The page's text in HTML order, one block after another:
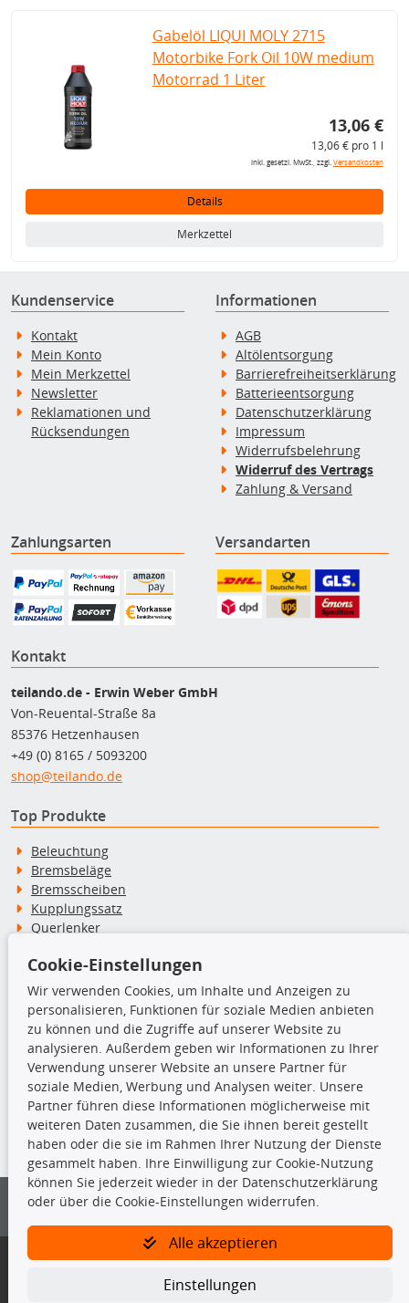
Gabelöl LIQUI MOLY 2715
Motorbike Fork Oil 10W medium
Motorrad 1 Liter
13,06 €
13,06 € pro 1 l
inkl. gesetzl. MwSt., zzgl.Versandkosten
Details
Merkzettel
Kundenservice
Kontakt
Mein Konto
Mein Merkzettel
Newsletter
Reklamationen und
Rücksendungen
Informationen
AGB
Altölentsorgung
Barrierefreiheitserklärung
Batterieentsorgung
Datenschutzerklärung
Impressum
Widerrufsbelehrung
Widerruf des Vertrags
Zahlung & Versand
Zahlungsarten Versandarten
Kontakt
teilando.de - Erwin Weber GmbH
Von-Reuental-Straße 8a
85376 Hetzenhausen
+49 (0) 8165 / 5093200
shop@teilando.de
Top Produkte
Beleuchtung
Bremsbeläge
Bremsscheiben
Kupplungssatz
Querlenker
Stoßdämpfer
TecDoc Inside
Die hier angezeigten Daten insbesondere die gesamte Datenbank dürfen
nicht kopiert werden.
Es ist zu unterlassen, die Daten oder die gesamte Datenbank ohne
vorherige Zustimmung von TecDoc zu vervielfältigen, zu verbreiten
und/oder diese Handlungen durch Dritte ausführen zu lassen. Ein
Bitte prüfen Sie, ob das über unseren Onlineshop identifizierte Ersatzteil
Gegebenenfalls sind ergänzende Informationen notwendig, um
Cookie-Einstellungen
Wir verwenden Cookies, um Inhalte und Anzeigen zu
personalisieren, Funktionen für soziale Medien anbieten
zu können und die Zugriffe auf unserer Website zu
analysieren. Außerdem geben wir Informationen zu Ihrer
Verwendung unserer Website an unsere Partner für
soziale Medien, Werbung und Analysen weiter. Unsere
Partner führen diese Informationen möglicherweise mit
weiteren Daten zusammen, die Sie ihnen bereit gestellt
haben oder die sie im Rahmen Ihrer Nutzung der Dienste
gesammelt haben. Ihre Einwilligung zur Cookie-Nutzung
können Sie jederzeit wieder in der Datenschutzerklärung
oder über die Cookie-Einstellungen widerrufen.
Alle akzeptieren
Einstellungen